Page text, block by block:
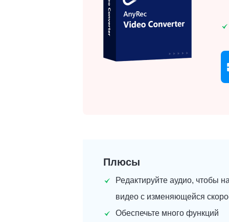
Плюсы
Редактируйте аудио, чтобы
видео с изменяющейся
Обеспечьте много функций